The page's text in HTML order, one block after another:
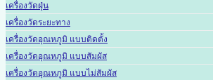
เครื่องวัดฝุ่น
เครื่องวัดระยะทาง
เครื่องวัดอุณหภูมิ แบบติดตั้ง
เครื่องวัดอุณหภูมิ แบบสัมผัส
เครื่องวัดอุณหภูมิ แบบไม่สัมผัส